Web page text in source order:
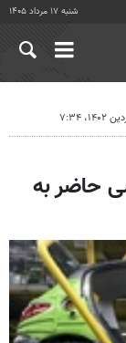
شنبه ۱۷ مرداد ۱۴۰۵
حاضر به